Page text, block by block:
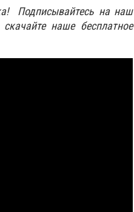
Подписывайтесь на наш
наше бесплатное